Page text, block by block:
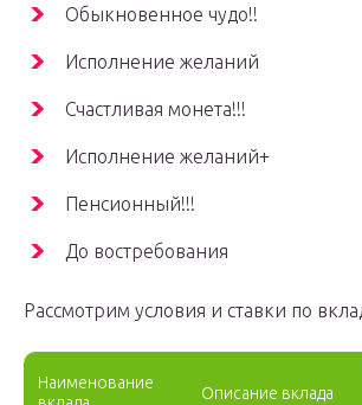
Обыкновенное чудо!!
Исполнение желаний
Счастливая монета!!!
Исполнение желаний+
Пенсионный!!!
До востребования
Рассмотрим условия и ставки по
Наименование
Описание вклада